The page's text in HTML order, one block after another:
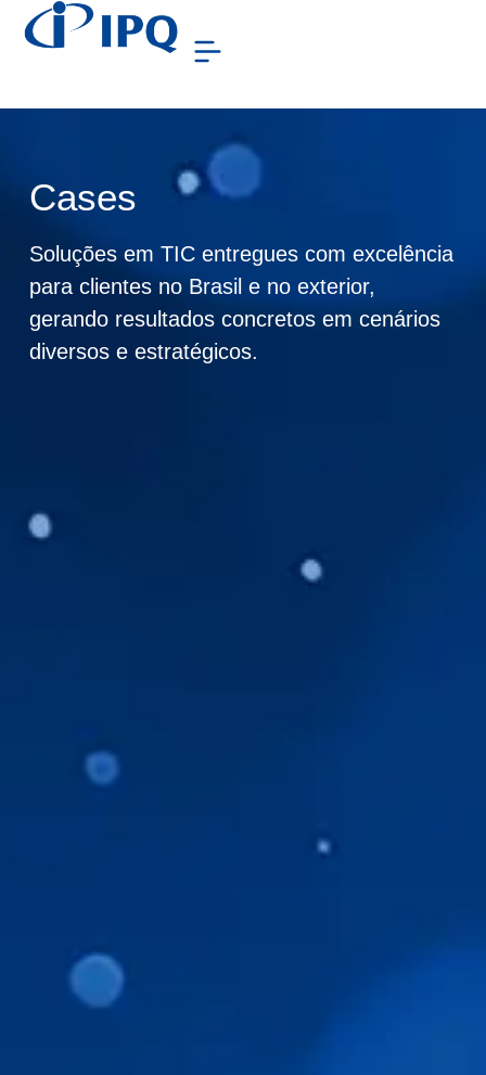
Cases
Soluções em TIC entregues com excelência
para clientes no Brasil e no exterior,
gerando resultados concretos em cenários
diversos e estratégicos.